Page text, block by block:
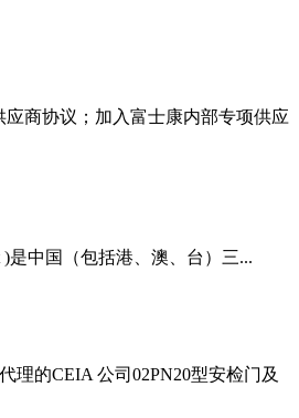
商协议；加入富士康内部专项供应
是中国（包括港、澳、台）三...
理的CEIA 公司02PN20型安检门及